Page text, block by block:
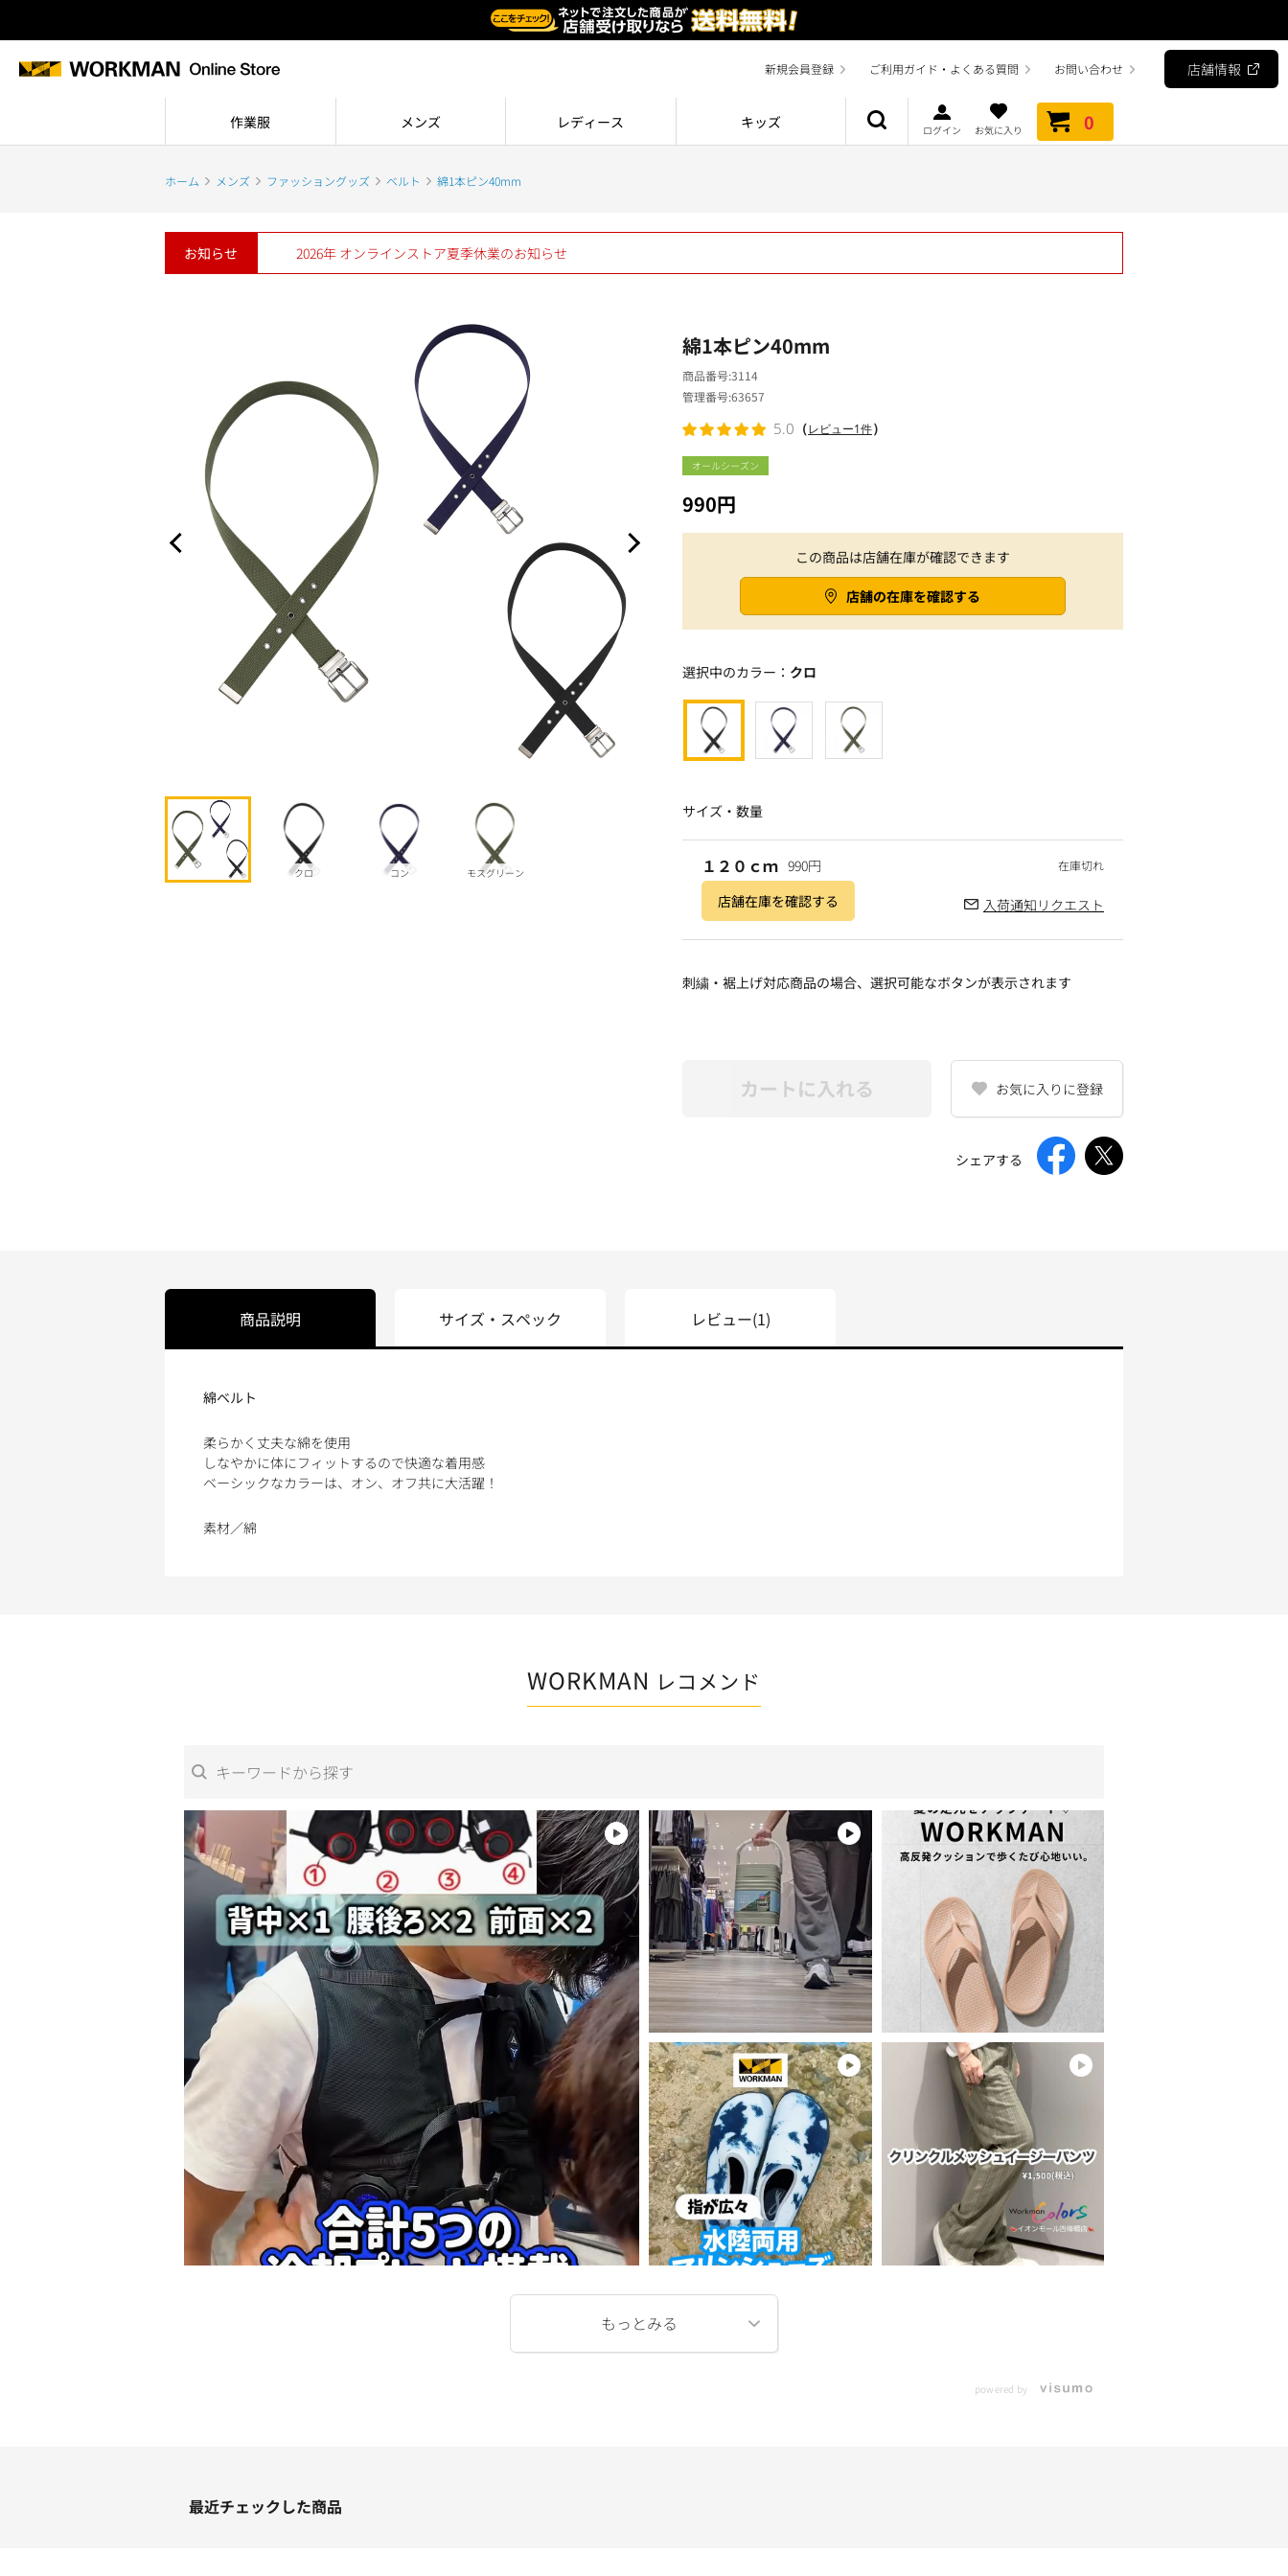
新規会員登録 ご利用ガイド・よくある質問 お問い合わせ 店舗情報
作業服 メンズ レディース キッズ ログイン お気に入り 0
ホーム メンズ ファッショングッズ ベルト 綿1本ピン40mm
お知らせ 2026年 オンラインストア夏季休業のお知らせ
クロ コン モスグリーン
オールシーズン
この商品は店舗在庫が確認できます
店舗の在庫を確認する
綿1本ピン40mm
990円
商品番号3114
管理番号63657
5.0 （レビュー1件）
選択中のカラー： クロ
サイズ・数量
１２０ｃｍ 990円
入荷通知リクエスト
店舗在庫を確認する
刺繍・裾上げ対応商品の場合、選択可能なボタンが表示されます
カートに入れる お気に入りに登録
シェアする
商品説明
綿ベルト
柔らかく丈夫な綿を使用
しなやかに体にフィットするので快適な着用感
ベーシックなカラーは、オン、オフ共に大活躍！
素材／綿
サイズ・スペック レビュー(1)
WORKMAN レコメンド
powered by
最近チェックした商品